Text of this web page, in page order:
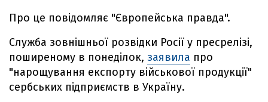
Про це повідомляє "Європейська правда".
Служба зовнішньої розвідки Росії у пресрелізі,
поширеному в понеділок, заявила про
"нарощування експорту військової продукції"
сербських підприємств в Україну.